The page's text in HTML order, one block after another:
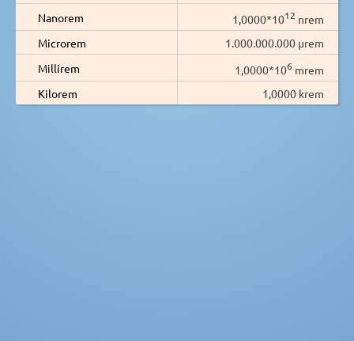
Nanorem
1,0000*1012 nrem
Microrem
1.000.000.000 µrem
Millirem
1,0000*106 mrem
Kilorem
1,0000 krem